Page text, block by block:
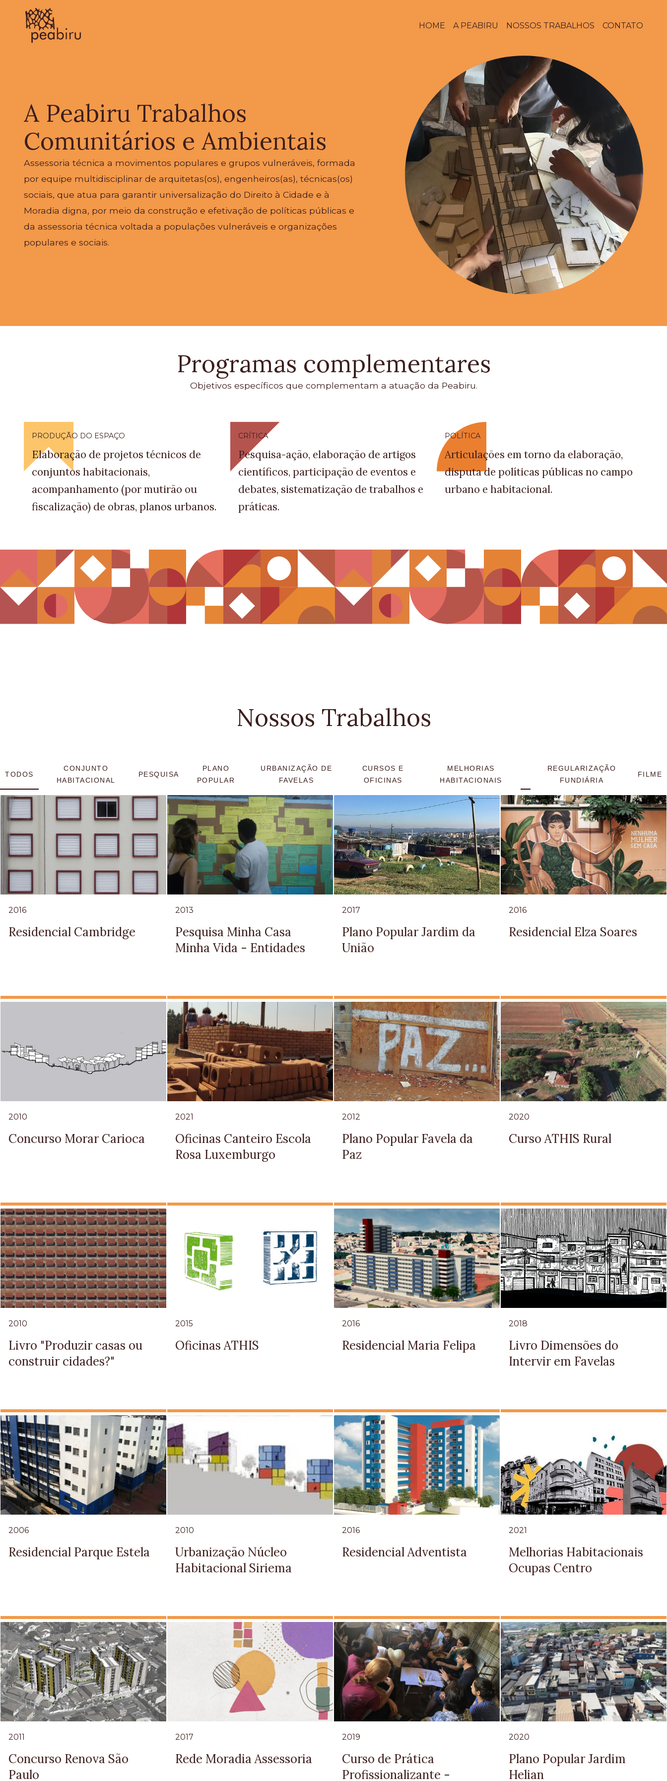
HOME A PEABIRU NOSSOS TRABALHOS CONTATO
A Peabiru Trabalhos
Comunitários e Ambientais
Assessoria técnica a movimentos populares e grupos vulneráveis, formada
por equipe multidisciplinar de arquitetas(os), engenheiros(as), técnicas(os)
sociais, que atua para garantir universalização do Direito à Cidade e à
Moradia digna, por meio da construção e efetivação de políticas públicas e
da assessoria técnica voltada a populações vulneráveis e organizações
populares e sociais.
Programas complementares
Objetivos específicos que complementam a atuação da Peabiru.
PRODUÇÃO DO ESPAÇO
Elaboração de projetos técnicos de
conjuntos habitacionais,
acompanhamento (por mutirão ou
fiscalização) de obras, planos urbanos.
CRÍTICA
Pesquisa-ação, elaboração de artigos
científicos, participação de eventos e
debates, sistematização de trabalhos e
práticas.
POLÍTICA
Articulações em torno da elaboração,
disputa de políticas públicas no campo
urbano e habitacional.
Nossos Trabalhos
TODOS
CONJUNTO
HABITACIONAL
PESQUISA
PLANO
POPULAR
URBANIZAÇÃO DE
FAVELAS
CURSOS E
OFICINAS
MELHORIAS
HABITACIONAIS
REGULARIZAÇÃO
FUNDIÁRIA
FILME
2016
Residencial Cambridge
2013
Pesquisa Minha Casa
Minha Vida - Entidades
2017
Plano Popular Jardim da
União
2016
Residencial Elza Soares
2010
Concurso Morar Carioca
2021
Oficinas Canteiro Escola
Rosa Luxemburgo
2012
Plano Popular Favela da
Paz
2020
Curso ATHIS Rural
2010
Livro "Produzir casas ou
construir cidades?"
2015
Oficinas ATHIS
2016
Residencial Maria Felipa
2018
Livro Dimensões do
Intervir em Favelas
2006
Residencial Parque Estela
2010
Urbanização Núcleo
Habitacional Siriema
2016
Residencial Adventista
2021
Melhorias Habitacionais
Ocupas Centro
2011
Concurso Renova São
Paulo
2017
Rede Moradia Assessoria
2019
Curso de Prática
Profissionalizante -
2020
Plano Popular Jardim
Helian